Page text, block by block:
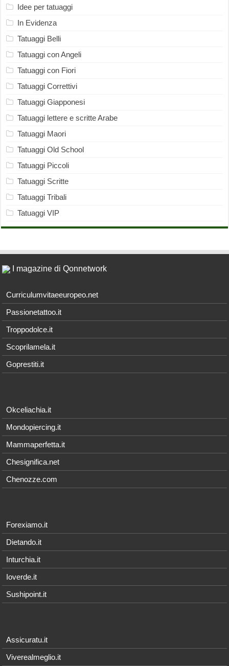
Idee per tatuaggi
In Evidenza
Tatuaggi Belli
Tatuaggi con Angeli
Tatuaggi con Fiori
Tatuaggi Correttivi
Tatuaggi Giapponesi
Tatuaggi lettere e scritte Arabe
Tatuaggi Maori
Tatuaggi Old School
Tatuaggi Piccoli
Tatuaggi Scritte
Tatuaggi Tribali
Tatuaggi VIP
I magazine di Qonnetwork
Curriculumvitaeeuropeo.net
Passionetattoo.it
Troppodolce.it
Scoprilamela.it
Goprestiti.it
Okceliachia.it
Mondopiercing.it
Mammaperfetta.it
Chesignifica.net
Chenozze.com
Forexiamo.it
Dietando.it
Inturchia.it
Ioverde.it
Sushipoint.it
Assicuratu.it
Viverealmeglio.it